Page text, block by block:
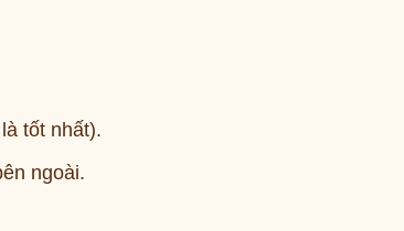
tốt nhất).
ngoài.